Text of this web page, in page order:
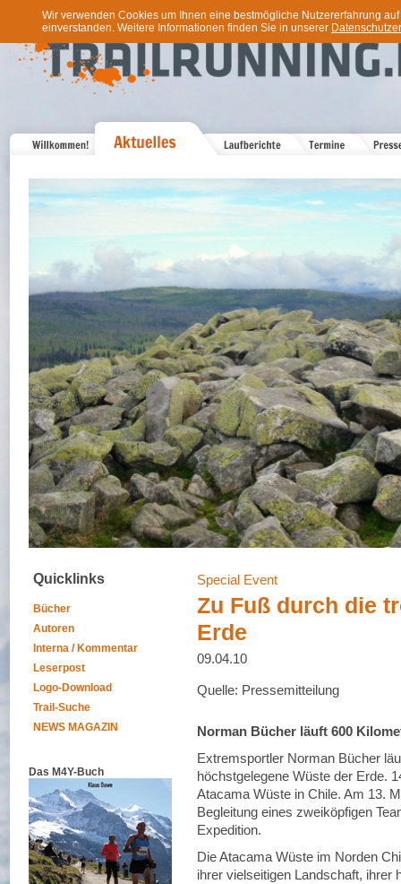
Wir verwenden Cookies um Ihnen eine bestmögliche Nutzererfahrung
einverstanden. Weitere Informationen finden Sie in unserer
Quicklinks
Bücher
Autoren
Interna / Kommentar
Leserpost
Logo-Download
Trail-Suche
NEWS MAGAZIN
Das M4Y-Buch
Special Event
Zu Fuß durch die
Erde
09.04.10
Quelle: Pressemitteilung
Norman Bücher läuft 600
Extremsportler Norman Bücher
höchstgelegene Wüste der Erde.
Atacama Wüste in Chile. Am 13.
Begleitung eines zweiköpfigen
Expedition.
Die Atacama Wüste im Norden
ihrer vielseitigen Landschaft, ihrer